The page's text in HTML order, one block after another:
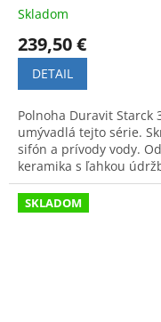
Skladom
239,50 €
DETAIL
Polnoha Duravit Starck
umývadlá tejto série.
sifón a prívody vody.
keramika s ľahkou
pre čistý a moderný
kúpeľne.
SKLADOM